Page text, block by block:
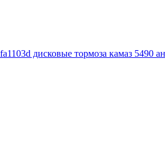
дисковые тормоза камаз 5490